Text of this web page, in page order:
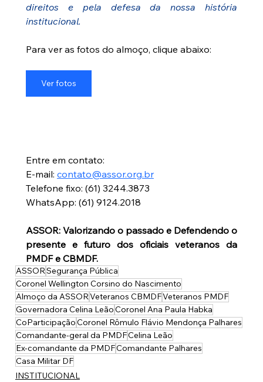
direitos e pela defesa da nossa história
institucional.
Para ver as fotos do almoço, clique abaixo:
Ver fotos
Entre em contato:
E-mail: contato@assor.org.br
Telefone fixo: (61) 3244.3873
WhatsApp: (61) 9124.2018
ASSOR: Valorizando o passado e Defendendo o
presente e futuro dos oficiais veteranos da
PMDF e CBMDF.
ASSORSegurança Pública
Coronel Wellington Corsino do Nascimento
Almoço da ASSORVeteranos CBMDFVeteranos PMDF
Governadora Celina LeãoCoronel Ana Paula Habka
CoParticipaçãoCoronel Rômulo Flávio Mendonça Palhares
Comandante-geral da PMDFCelina Leão
Ex-comandante da PMDFComandante Palhares
Casa Militar DF
INSTITUCIONAL